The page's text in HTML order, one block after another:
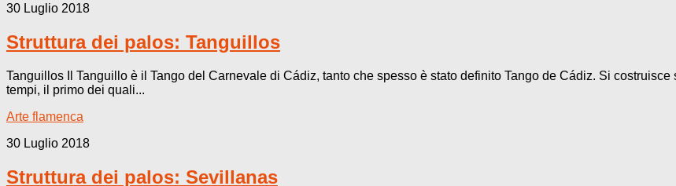
30 Luglio 2018
Struttura dei palos: Tanguillos
Tanguillos Il Tanguillo è il Tango del Carnevale di Cádiz, tanto che spesso è stato definito Tango de Cádiz. Si
tempi, il primo dei quali...
Arte flamenca
30 Luglio 2018
Struttura dei palos: Sevillanas